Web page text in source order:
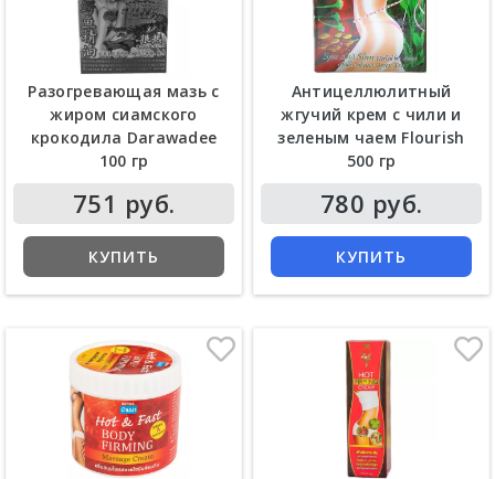
Разогревающая мазь с
жиром сиамского
крокодила Darawadee
100 гр
751 руб.
КУПИТЬ
Антицеллюлитный
жгучий крем с чили и
зеленым чаем Flourish
500 гр
780 руб.
КУПИТЬ